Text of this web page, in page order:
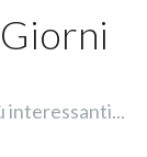
interessanti...